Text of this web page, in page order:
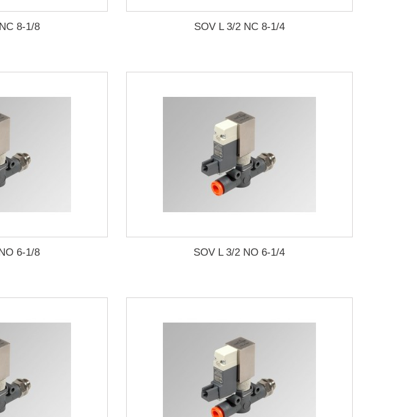
8-1/8 SOV L 3/2 NC 8-1/4
6-1/8 SOV L 3/2 NO 6-1/4